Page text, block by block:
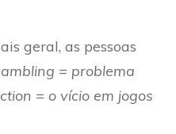
geral, as pessoas
= problema
= o vício em jogos